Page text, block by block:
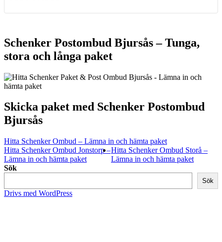
Schenker Postombud Bjursås – Tunga,
stora och långa paket
Skicka paket med Schenker Postombud
Bjursås
Hitta Schenker Ombud – Lämna in och hämta paket
Hitta Schenker Ombud Jonstorp –
Lämna in och hämta paket
Hitta Schenker Ombud Storå –
Lämna in och hämta paket
Sök
Sök
Drivs med WordPress